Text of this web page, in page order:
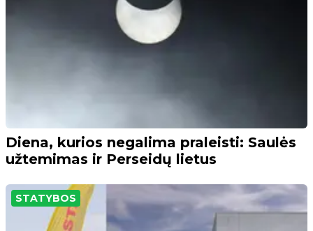
Diena, kurios negalima praleisti: Saulės
užtemimas ir Perseidų lietus
STATYBOS